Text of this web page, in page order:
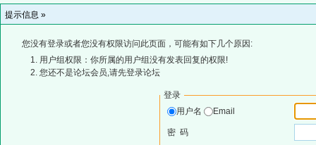
提示信息 »
您没有登录或者您没有权限访问此页面，可能有如下几个原因:
用户组权限：你所属的用户组没有发表回复的权限!
您还不是论坛会员,请先登录论坛
登录
用户名
Email
密 码